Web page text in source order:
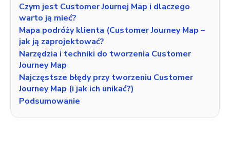
Czym jest Customer Journej Map i dlaczego
warto ją mieć?
Mapa podróży klienta (Customer Journey Map –
jak ją zaprojektować?
Narzędzia i techniki do tworzenia Customer
Journey Map
Najczęstsze błędy przy tworzeniu Customer
Journey Map (i jak ich unikać?)
Podsumowanie